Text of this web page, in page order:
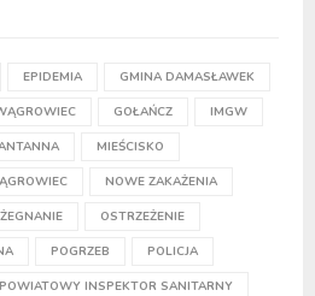
EPIDEMIA GMINA DAMASŁAWEK
GOŁAŃCZ IMGW
MIEŚCISKO
NOWE ZAKAŻENIA
OSTRZEŻENIE
POGRZEB POLICJA
POWIATOWY INSPEKTOR SANITARNY